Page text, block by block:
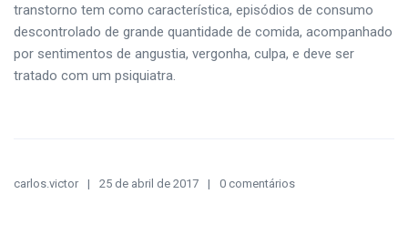
transtorno tem como característica, episódios de consumo
descontrolado de grande quantidade de comida, acompanhado
por sentimentos de angustia, vergonha, culpa, e deve ser
tratado com um psiquiatra.
carlos.victor 25 de abril de 2017 0 comentários